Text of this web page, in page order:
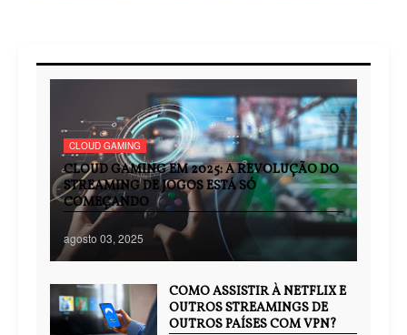
CLOUD GAMING
CLOUD GAMING EM 2025: A REVOLUÇÃO DO
STREAMING DE JOGOS ESTÁ SÓ
COMEÇANDO
agosto 03, 2025
COMO ASSISTIR À NETFLIX E
OUTROS STREAMINGS DE
OUTROS PAÍSES COM VPN?